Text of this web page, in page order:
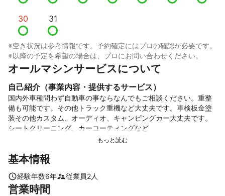
30 31
※空き状況は参考情報です。予約確定にはプロの確認が必要です。
※以降の予定を希望の場合は、プロにお問い合わせください。
オールマシンサービスについて
自己紹介（事業内容・提供するサービス）
国内外車種問わず自動車の事ならなんでもご相談ください。重整
備も可能です。その他トラック重機など大丈夫です。車検板金塗
装その他カスタム、オーディオ、キャンピングカー大丈夫です。
シートクリーニング、カーコーティングなど
基本情報
経験年数6年 従業員2人
営業時間